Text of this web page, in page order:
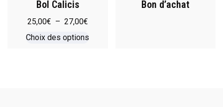
Bol Calicis
25,00€ – 27,00€
Choix des options
Bon d’achat